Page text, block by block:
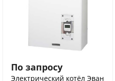
По запросу
Электрический котёл Эван